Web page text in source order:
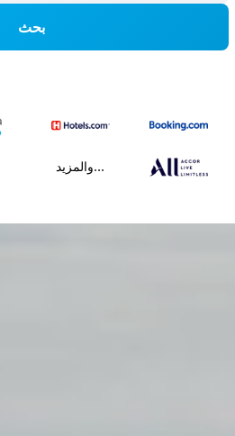
بحث
...والمزيد